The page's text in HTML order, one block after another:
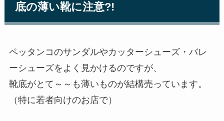
底の薄い靴に注意?!
ペッタンコのサンダルやカッターシューズ・バレ
ーシューズをよく見かけるのですが、
靴底がとて～～も薄いものが結構売っています。
（特に若者向けのお店で）